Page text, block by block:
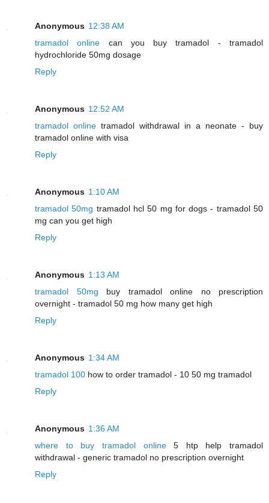
Anonymous 12:38 AM
tramadol online can you buy tramadol - tramadol
hydrochloride 50mg dosage
Reply
Anonymous 12:52 AM
tramadol online tramadol withdrawal in a neonate - buy
tramadol online with visa
Reply
Anonymous 1:10 AM
tramadol 50mg tramadol hcl 50 mg for dogs - tramadol 50
mg can you get high
Reply
Anonymous 1:13 AM
tramadol 50mg buy tramadol online no prescription
overnight - tramadol 50 mg how many get high
Reply
Anonymous 1:34 AM
tramadol 100 how to order tramadol - 10 50 mg tramadol
Reply
Anonymous 1:36 AM
where to buy tramadol online5 htp help tramadol
withdrawal - generic tramadol no prescription overnight
Reply